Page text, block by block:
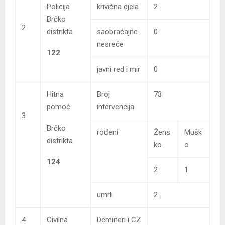
2
Policija
Brčko
distrikta
122
krivična djela 2
saobraćajne
nesreće
0
javni red i mir 0
3
Hitna
pomoć
Brčko
distrikta
124
Broj
intervencija
73
rođeni
Žens
ko
Mušk
o
2 1
umrli 2
4
Civilna
Demineri i CZ